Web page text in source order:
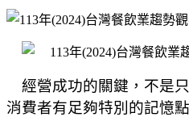
經營成功的關鍵，不是
消費者有足夠特別的記憶點